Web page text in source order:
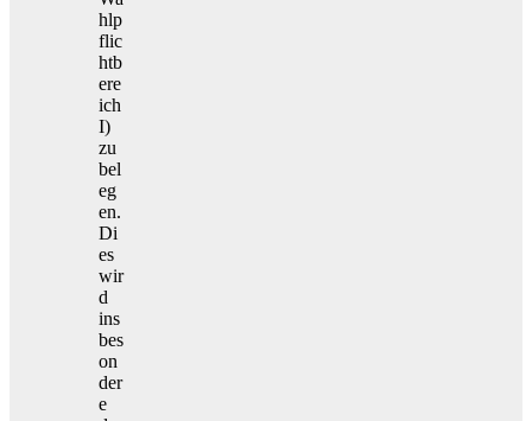
hlp
flic
htb
ere
ich
I)
zu
bel
eg
en.
Di
es
wir
d
ins
bes
on
der
e